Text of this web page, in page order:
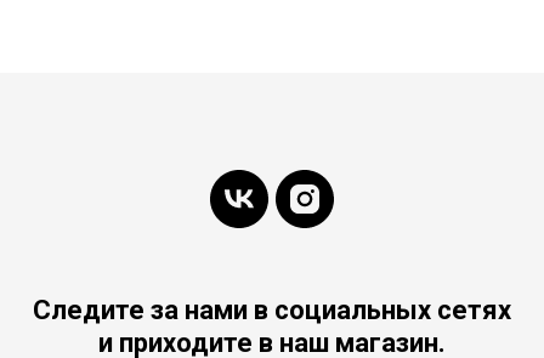
Следите за нами в социальных сетях
и приходите в наш магазин.